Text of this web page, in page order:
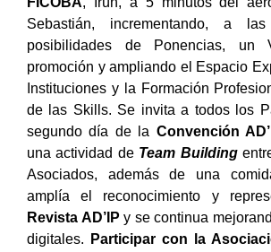
Sebastián, incrementando, a
posibilidades de Ponencias, un
promoción y ampliando el Espacio
Instituciones y la Formación
de las Skills. Se invita a todos los
segundo día de la Convención
una actividad de Team Building
Asociados, además de una
amplía el reconocimiento y
Revista AD’IP y se continua
digitales.
Participar con la